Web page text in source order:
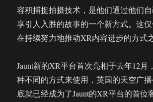
容积捕捉拍摄技术，是他们通过他们
享引人入胜的故事的一个新方式。这仅
在持续努力地推动XR内容进步的方式
Jaunt新的XR平台首次亮相于去年12月
种不同的方式来使用，英国的天空广
底就已经成为了Jaunt的XR平台的首位